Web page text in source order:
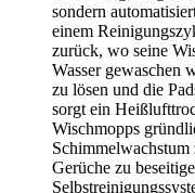
sondern
einem
zurück, wo seine
Wasser gewaschen
zu lösen und die
sorgt ein
Wischmopps
Gerüche zu